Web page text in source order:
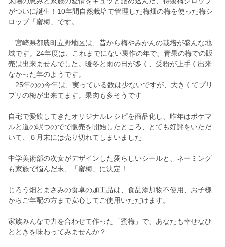
がついに誕生！10年間自然栽培で管理した梅畑の梅を使った梅シ
ロップ「蜜梅」です。
宮崎県都農町立野地区は、昔から梅やみかんの栽培が盛んな地
域です。24年度は、これまでにない裏作の年で、青果の梅での販
売は出来ませんでした。暖冬と雨の日が多く、受粉が上手く出来
なかった年のようです。
25年のの今年は、実っている数は少ないですが、大きくてプリ
プリの梅が出来てます。果肉も多そうです
自宅で愛飲してきたオリジナルレシピを商品化し、昨年はポケマ
ルと道の駅つのでで販売を開始したところ、とても好評をいただ
いて、６月末には売り切れてしまいました
中学美術部の次女がデザインした愛らしいシールと、ネーミング
も家族で悩んだ末、「蜜梅」に決定！
じろう畑とまさみの食卓の加工品は、食品添加物不使用、お子様
からご年配の方まで安心してご使用いただけます。
家族みんなで力を合わせて作った「蜜梅」で、あなたも幸せなひ
とときを味わってみませんか？